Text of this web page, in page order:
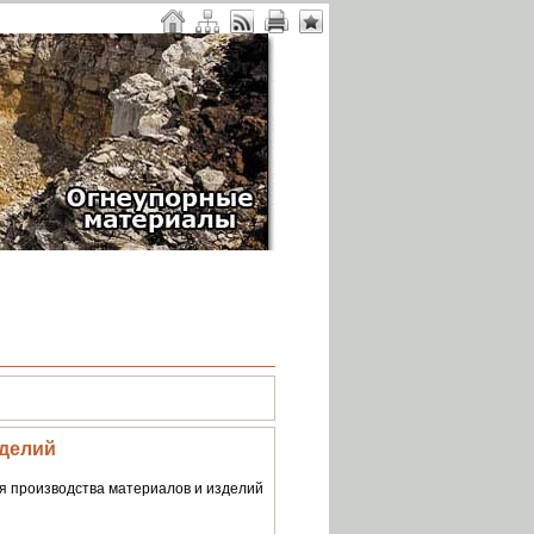
материалов и изделий